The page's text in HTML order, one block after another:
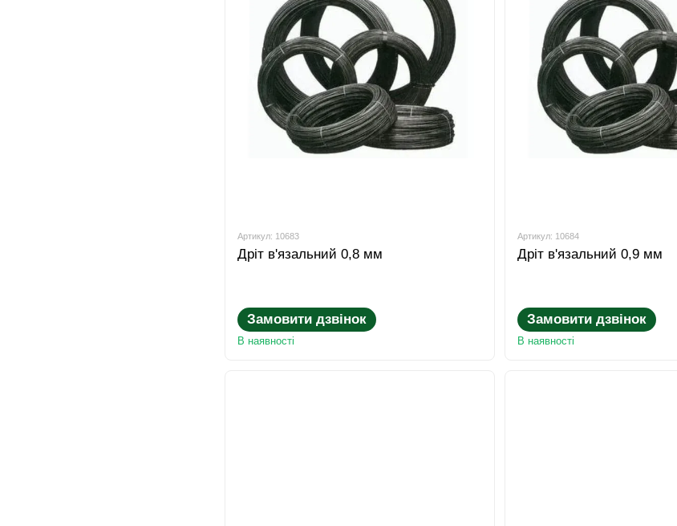
Артикул: 10683
Дріт в'язальний 0,8 мм
Замовити дзвінок
В наявності
Артикул: 10684
Дріт в'язальний 0,9 мм
Замовити дзвінок
В наявності